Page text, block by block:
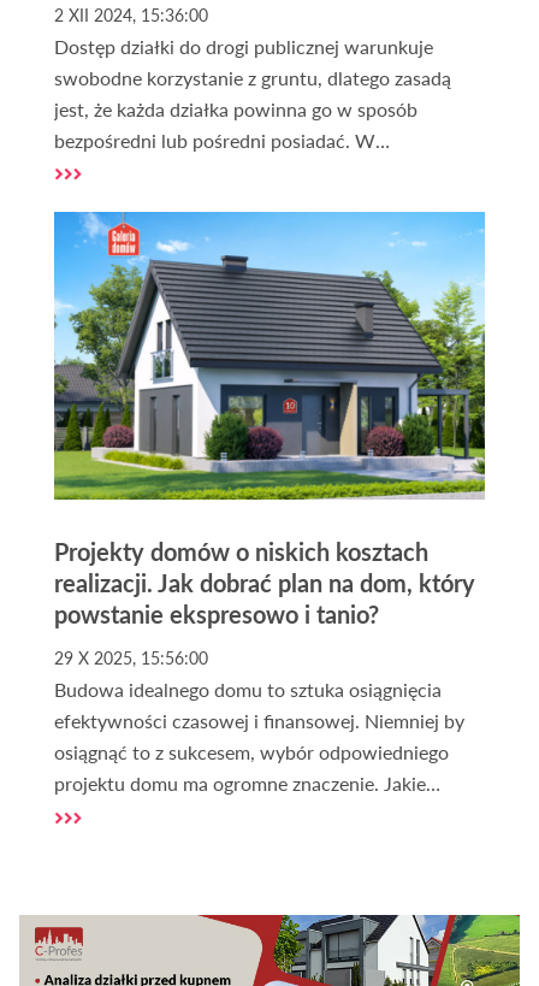
2 XII 2024, 15:36:00
Dostęp działki do drogi publicznej warunkuje
swobodne korzystanie z gruntu, dlatego zasadą
jest, że każda działka powinna go w sposób
bezpośredni lub pośredni posiadać. W
szczególności w przypadku działek, na których ma
niezbędny.
Projekty domów o niskich kosztach
realizacji. Jak dobrać plan na dom, który
powstanie ekspresowo i tanio?
29 X 2025, 15:56:00
Budowa idealnego domu to sztuka osiągnięcia
efektywności czasowej i finansowej. Niemniej by
osiągnąć to z sukcesem, wybór odpowiedniego
projektu domu ma ogromne znaczenie. Jakie
projekty domów uznaje się za ekonomiczne pod